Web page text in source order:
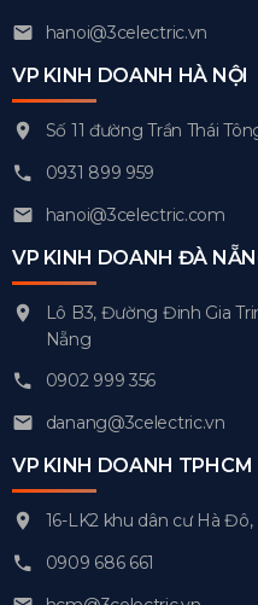
hanoi@3celectric.vn
VP KINH DOANH HÀ NỘI
Số 11 đường Trần Thái
0931 899 959
hanoi@3celectric.com
VP KINH DOANH ĐÀ
Lô B3, Đường Đinh Gia
Nẵng
0902 999 356
danang@3celectric.vn
VP KINH DOANH TPHCM
16-LK2 khu dân cư Hà
0909 686 661